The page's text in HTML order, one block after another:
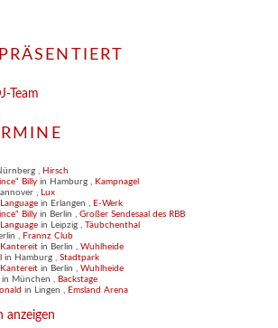
Hirsch
Billy in Hamburg
Kampnagel
Lux
in Erlangen
E-Werk
Billy in Berlin
Großer Sendesaal des RBB
in Leipzig
Täubchenthal
Frannz Club
in Berlin
Wuhlheide
in Hamburg
Stadtpark
in Berlin
Wuhlheide
in München
Backstage
in Lingen Emsland Arena
anzeigen